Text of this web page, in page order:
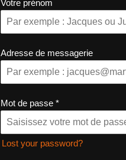
Votre prénom
Adresse de messagerie
Mot de passe *
Lost your password?